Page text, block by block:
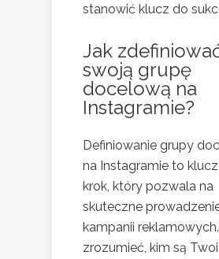
stanowić klucz do
Jak
swoją grupę
docelową na
Instagramie?
Definiowanie grupy
na Instagramie to
krok, który pozwala na
skuteczne
kampanii
zrozumieć, kim są Twoi